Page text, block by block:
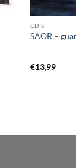
CD S
SAOR –
€13,99